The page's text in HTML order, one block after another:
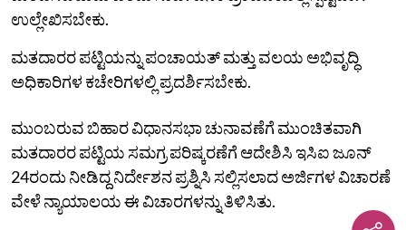
ಉಲ್ಲೇಖಿಸಬೇಕು.
ಮತದಾರರ ಪಟ್ಟಿಯನ್ನು ಪಂಚಾಯತ್ ಮತ್ತು ವಲಯ ಅಭಿವೃದ್ಧಿ
ಅಧಿಕಾರಿಗಳ ಕಚೇರಿಗಳಲ್ಲಿ ಪ್ರದರ್ಶಿಸಬೇಕು.
ಮುಂಬರುವ ಬಿಹಾರ ವಿಧಾನಸಭಾ ಚುನಾವಣೆಗೆ ಮುಂಚಿತವಾಗಿ
ಮತದಾರರ ಪಟ್ಟಿಯ ಸಮಗ್ರ ಪರಿಷ್ಕರಣೆಗೆ ಆದೇಶಿಸಿ ಇಸಿಐ ಜೂನ್
24ರಂದು ನೀಡಿದ್ದ ನಿರ್ದೇಶನ ಪ್ರಶ್ನಿಸಿ ಸಲ್ಲಿಸಲಾದ ಅರ್ಜಿಗಳ ವಿಚಾರಣೆ
ವೇಳೆ ನ್ಯಾಯಾಲಯ ಈ ವಿಚಾರಗಳನ್ನು ತಿಳಿಸಿತು.